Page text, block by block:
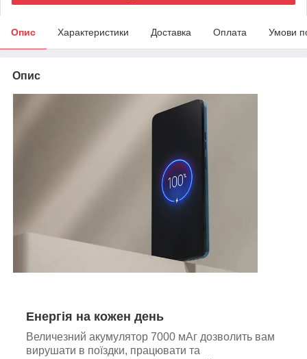
Опис Характеристики Доставка Оплата Умови
Опис
Енергія на кожен день
Величезний акумулятор 7000 мАг дозволить вам
вирушати в поїздки, працювати та